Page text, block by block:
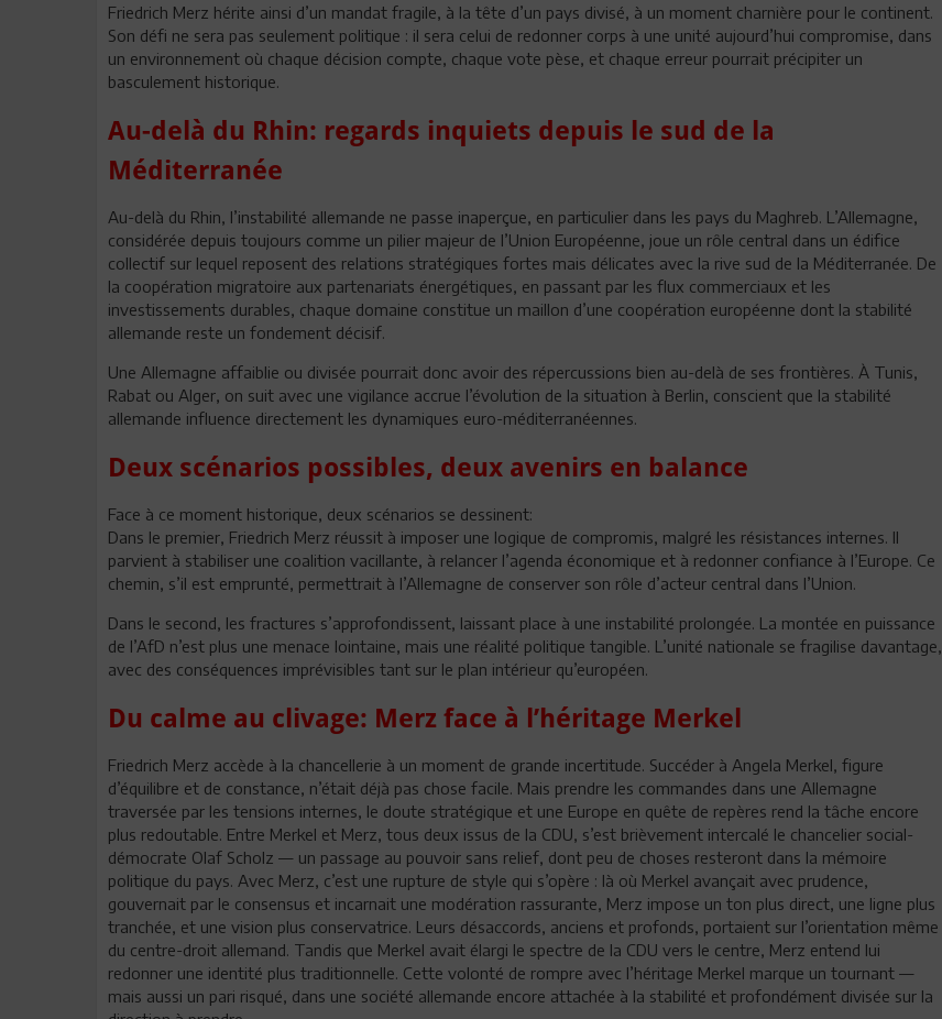
Friedrich Merz hérite ainsi d’un mandat fragile, à la tête d’un pays divisé, à un moment charnière pour le continent.
Son défi ne sera pas seulement politique : il sera celui de redonner corps à une unité aujourd’hui compromise, dans
un environnement où chaque décision compte, chaque vote pèse, et chaque erreur pourrait précipiter un
basculement historique.
Au-delà du Rhin: regards inquiets depuis le sud de la
Méditerranée
Au-delà du Rhin, l’instabilité allemande ne passe inaperçue, en particulier dans les pays du Maghreb. L’Allemagne,
considérée depuis toujours comme un pilier majeur de l’Union Européenne, joue un rôle central dans un édifice
collectif sur lequel reposent des relations stratégiques fortes mais délicates avec la rive sud de la Méditerranée. De
la coopération migratoire aux partenariats énergétiques, en passant par les flux commerciaux et les
investissements durables, chaque domaine constitue un maillon d’une coopération européenne dont la stabilité
allemande reste un fondement décisif.
Une Allemagne affaiblie ou divisée pourrait donc avoir des répercussions bien au-delà de ses frontières. À Tunis,
Rabat ou Alger, on suit avec une vigilance accrue l’évolution de la situation à Berlin, conscient que la stabilité
allemande influence directement les dynamiques euro-méditerranéennes.
Deux scénarios possibles, deux avenirs en balance
Face à ce moment historique, deux scénarios se dessinent:
Dans le premier, Friedrich Merz réussit à imposer une logique de compromis, malgré les résistances internes. Il
parvient à stabiliser une coalition vacillante, à relancer l’agenda économique et à redonner confiance à l’Europe. Ce
chemin, s’il est emprunté, permettrait à l’Allemagne de conserver son rôle d’acteur central dans l’Union.
Dans le second, les fractures s’approfondissent, laissant place à une instabilité prolongée. La montée en puissance
de l’AfD n’est plus une menace lointaine, mais une réalité politique tangible. L’unité nationale se fragilise davantage,
avec des conséquences imprévisibles tant sur le plan intérieur qu’européen.
Du calme au clivage: Merz face à l’héritage Merkel
Friedrich Merz accède à la chancellerie à un moment de grande incertitude. Succéder à Angela Merkel, figure
d’équilibre et de constance, n’était déjà pas chose facile. Mais prendre les commandes dans une Allemagne
traversée par les tensions internes, le doute stratégique et une Europe en quête de repères rend la tâche encore
plus redoutable. Entre Merkel et Merz, tous deux issus de la CDU, s’est brièvement intercalé le chancelier social-
démocrate Olaf Scholz — un passage au pouvoir sans relief, dont peu de choses resteront dans la mémoire
politique du pays. Avec Merz, c’est une rupture de style qui s’opère : là où Merkel avançait avec prudence,
gouvernait par le consensus et incarnait une modération rassurante, Merz impose un ton plus direct, une ligne plus
tranchée, et une vision plus conservatrice. Leurs désaccords, anciens et profonds, portaient sur l’orientation même
du centre-droit allemand. Tandis que Merkel avait élargi le spectre de la CDU vers le centre, Merz entend lui
redonner une identité plus traditionnelle. Cette volonté de rompre avec l’héritage Merkel marque un tournant —
mais aussi un pari risqué, dans une société allemande encore attachée à la stabilité et profondément divisée sur la